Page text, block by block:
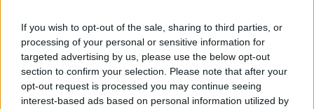
If you wish to opt-out of the sale, sharing to third parties, or
processing of your personal or sensitive information for
targeted advertising by us, please use the below opt-out
section to confirm your selection. Please note that after your
opt-out request is processed you may continue seeing
interest-based ads based on personal information utilized by